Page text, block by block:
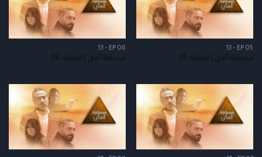
S1 - EP 05
مسافة أمان | الحلقة 05
S1 - EP 06
مسافة أمان | الحلقة 06